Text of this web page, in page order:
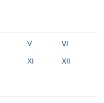
V VI
XI XII